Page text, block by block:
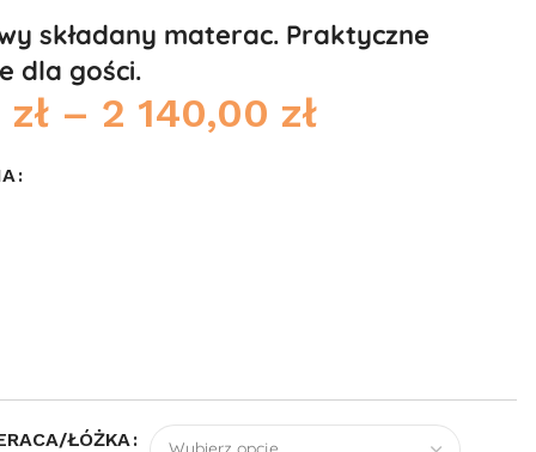
składany materac. Praktyczne
dla gości.
zł – 2 140,00 zł
ŁÓŻKA